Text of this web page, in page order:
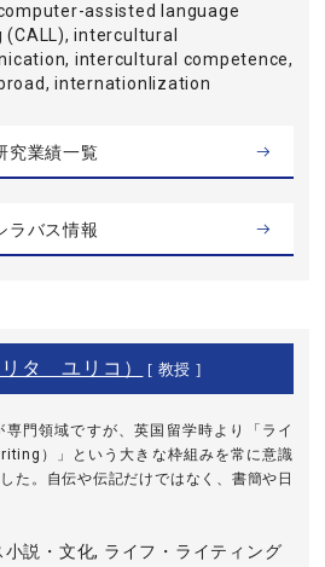
assisted language
(CALL), intercultural
intercultural competence,
internationlization
究業績一覧
ラバス情報
タ ユリコ） [ 教授 ]
門領域ですが、英国留学時より「ライ
）」という大きな枠組みを常に意識
た。自伝や伝記だけではなく、書簡や日
小説・文化, ライフ・ライティング